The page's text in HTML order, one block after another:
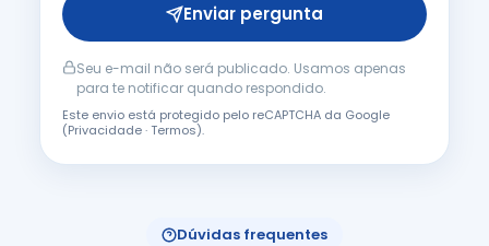
Enviar pergunta
Seu e-mail não será publicado. Usamos apenas
para te notificar quando respondido.
Este envio está protegido pelo reCAPTCHA da Google
(Privacidade·Termos).
Dúvidas frequentes